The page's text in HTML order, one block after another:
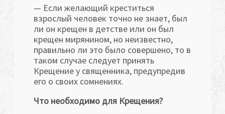
— Если желающий креститься
взрослый человек точно не знает, был
ли он крещен в детстве или он был
крещен мирянином, но неизвестно,
правильно ли это было совершено, то в
таком случае следует принять
Крещение у священника, предупредив
его о своих сомнениях.
Что необходимо для Крещения?